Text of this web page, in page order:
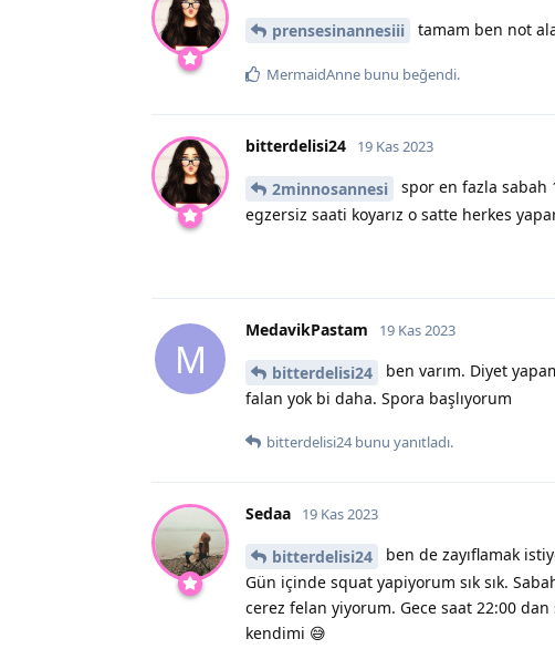
prensesinannesiii tamam ben not
MermaidAnne bunu beğendi.
bitterdelisi24 19 Kas 2023
2minnosannesi
spor en fazla sabah
egzersiz saati koyarız o satte herkes
M
MedavikPastam 19 Kas 2023
bitterdelisi24
ben varım. Diyet
falan yok bi daha. Spora başlıyorum
bitterdelisi24bunu yanıtladı.
Sedaa 19 Kas 2023
bitterdelisi24
ben de zayıflamak
Gün içinde squat yapiyorum sık sık.
cerez felan yiyorum. Gece saat 22:00
kendimi 😅